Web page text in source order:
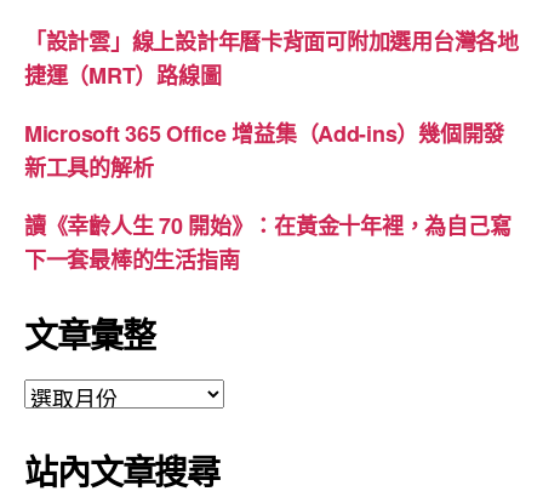
「設計雲」線上設計年曆卡背面可附加選用台灣各地
捷運（MRT）路線圖
Microsoft 365 Office 增益集（Add-ins）幾個開發
新工具的解析
讀《幸齡人生 70 開始》：在黃金十年裡，為自己寫
下一套最棒的生活指南
文章彙整
文
彙
整
站內文章搜尋